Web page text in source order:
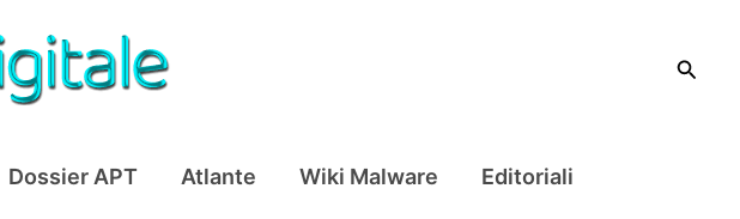
Cerca
Dossier APT Atlante Wiki Malware Editoriali